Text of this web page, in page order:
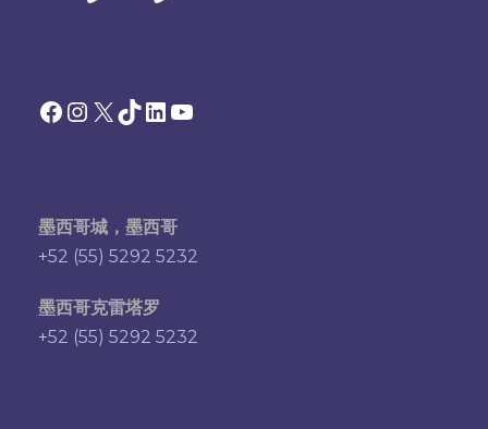
Facebook Instagram X TikTok 领英YouTube
墨西哥城，墨西哥
+52 (55) 5292 5232
墨西哥克雷塔罗
+52 (55) 5292 5232